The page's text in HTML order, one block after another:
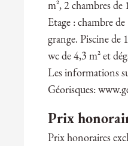
m², 2 chambres de
Etage : chambre
grange. Piscine de
wc de 4,3 m² et
Les informations
Géorisques:
Prix
Prix honoraires